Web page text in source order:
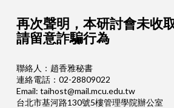
再次聲明，本研討會未收
請留意詐騙行為
聯絡人：趙香雅秘書
連絡電話：02-28809022
Email: taihost@mail.mcu.edu.tw
台北市基河路130號5樓管理學院辦公室